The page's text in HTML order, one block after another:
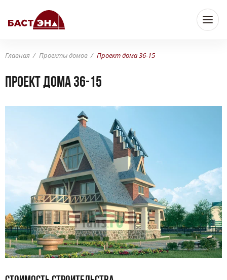
Главная Проекты домов Проект дома 36-15
Проект дома 36-15